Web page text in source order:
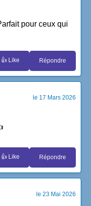
pour ceux qui
👍 Like Répondre
le 17 Mars 2026
👍 Like Répondre
le 23 Mai 2026